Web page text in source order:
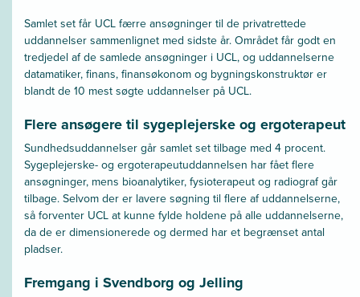
Samlet set får UCL færre ansøgninger til de privatrettede
uddannelser sammenlignet med sidste år. Området får godt en
tredjedel af de samlede ansøgninger i UCL, og uddannelserne
datamatiker, finans, finansøkonom og bygningskonstruktør er
blandt de 10 mest søgte uddannelser på UCL.
Flere ansøgere til sygeplejerske og ergoterapeut
Sundhedsuddannelser går samlet set tilbage med 4 procent.
Sygeplejerske- og ergoterapeutuddannelsen har fået flere
ansøgninger, mens bioanalytiker, fysioterapeut og radiograf går
tilbage. Selvom der er lavere søgning til flere af uddannelserne,
så forventer UCL at kunne fylde holdene på alle uddannelserne,
da de er dimensionerede og dermed har et begrænset antal
pladser.
Fremgang i Svendborg og Jelling